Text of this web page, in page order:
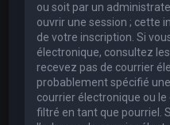
ou soit par un
ouvrir une session ; cette
de votre inscription. Si
électronique, consultez
recevez pas de courrier
probablement spécifié
courrier électronique ou
filtré en tant que pourriel.